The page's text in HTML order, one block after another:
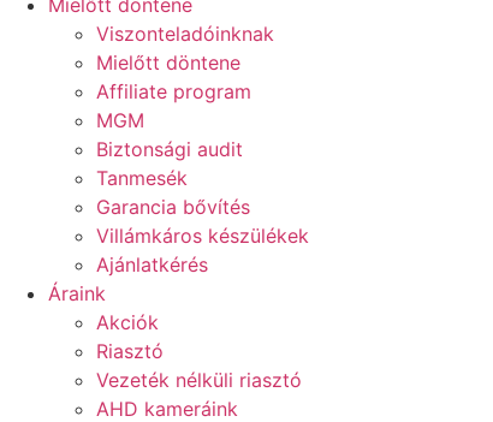
Mielőtt döntene
Viszonteladóinknak
Mielőtt döntene
Affiliate program
MGM
Biztonsági audit
Tanmesék
Garancia bővítés
Villámkáros készülékek
Ajánlatkérés
Áraink
Akciók
Riasztó
Vezeték nélküli riasztó
AHD kameráink